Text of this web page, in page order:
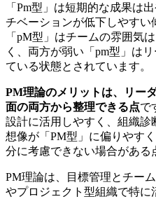
「Pm型」は短期的な成果は
チベーションが低下しやす
「pM型」はチームの雰囲気
く、両方が弱い「pm型」は
ている状態とされています。
PM理論のメリットは、リー
面の両方から整理できる点で
設計に活用しやすく、組織
想像が「PM型」に偏りやす
分に考慮できない場合がある
PM理論は、目標管理とチー
やプロジェクト型組織で特に